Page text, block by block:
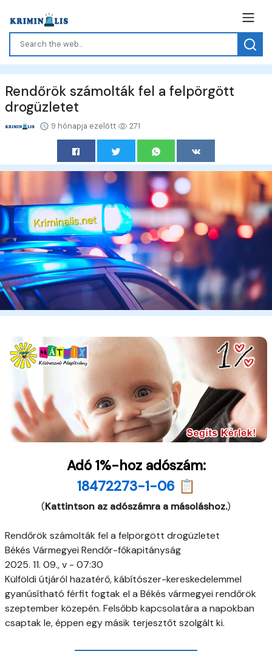
Rendőrök számolták fel a felpörgött
drogüzletet
9 hónapja ezelőtt 271
Adó 1%-hoz adószám:
18472273-1-06 📋
(Kattintson az adószámra a másoláshoz.)
Rendőrök számolták fel a felpörgött drogüzletet
Békés Vármegyei Rendőr-főkapitányság
2025. 11. 09., v - 07:30
Külföldi útjáról hazatérő, kábítószer-kereskedelemmel
gyanúsítható férfit fogtak el a Békés vármegyei rendőrök
szeptember közepén. Felsőbb kapcsolatára a napokban
csaptak le, éppen egy másik terjesztőt szolgált ki.